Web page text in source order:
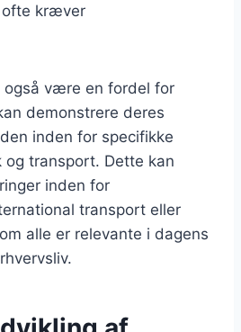
ofte kræver
også være en fordel for
demonstrere deres
inden for specifikke
og transport. Dette kan
inden for
transport eller
alle er relevante i dagens